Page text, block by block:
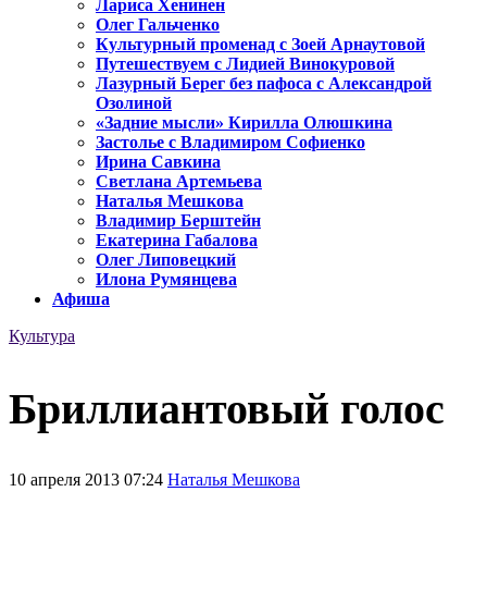
Лариса Хенинен
Олег Гальченко
Культурный променад с Зоей Арнаутовой
Путешествуем с Лидией Винокуровой
Лазурный Берег без пафоса с Александрой
Озолиной
«Задние мысли» Кирилла Олюшкина
Застолье с Владимиром Софиенко
Ирина Савкина
Светлана Артемьева
Наталья Мешкова
Владимир Берштейн
Екатерина Габалова
Олег Липовецкий
Илона Румянцева
Афиша
Культура
Бриллиантовый голос
10 апреля 2013 07:24 Наталья Мешкова